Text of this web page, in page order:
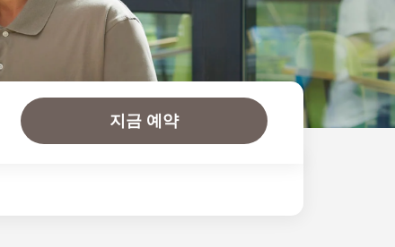
지금 예약